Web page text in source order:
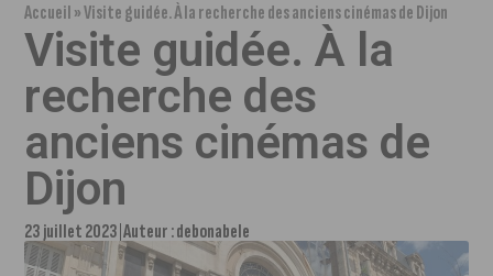
Accueil»Visite guidée. À la recherche des anciens cinémas de Dijon
Visite guidée. À la
recherche des
anciens cinémas de
Dijon
23 juillet 2023 Auteur :debonabele